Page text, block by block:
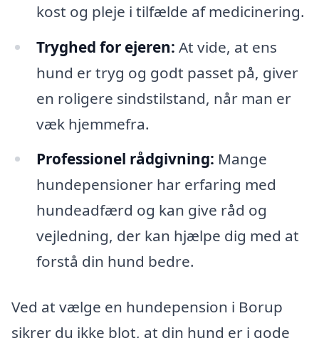
kost og pleje i tilfælde af medicinering.
Tryghed for ejeren: At vide, at ens
hund er tryg og godt passet på, giver
en roligere sindstilstand, når man er
væk hjemmefra.
Professionel rådgivning: Mange
hundepensioner har erfaring med
hundeadfærd og kan give råd og
vejledning, der kan hjælpe dig med at
forstå din hund bedre.
Ved at vælge en hundepension i Borup
sikrer du ikke blot, at din hund er i gode